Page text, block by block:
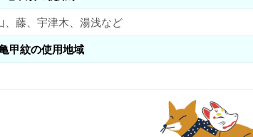
藤、宇津木、湯浅など
甲紋の使用地域